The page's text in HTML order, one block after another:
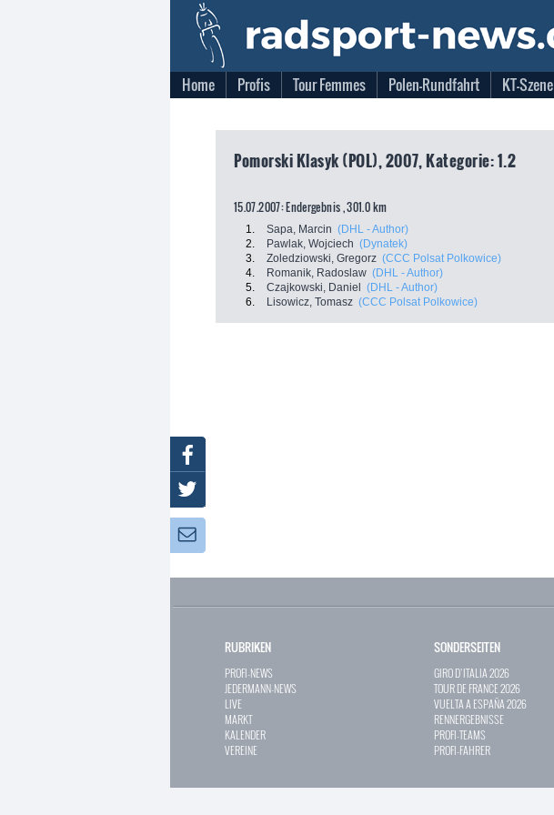
Home Profis Tour Femmes Polen-Rundfahrt KT-Szene
Pomorski Klasyk (POL), 2007, Kategorie: 1.2
15.07.2007: Endergebnis , 301.0 km
1. Sapa, Marcin (DHL - Author)
2.
Pawlak, Wojciech (Dynatek)
3.
Zoledziowski, Gregorz (CCC Polsat Polkowice)
4.
Romanik, Radoslaw (DHL - Author)
5.
Czajkowski, Daniel (DHL - Author)
6.
Lisowicz, Tomasz (CCC Polsat Polkowice)
RUBRIKEN
PROFI-NEWS
JEDERMANN-NEWS
LIVE
MARKT
KALENDER
VEREINE
SONDERSEITEN
GIRO D`ITALIA 2026
TOUR DE FRANCE 2026
VUELTA A ESPAÑA 2026
RENNERGEBNISSE
PROFI-TEAMS
PROFI-FAHRER